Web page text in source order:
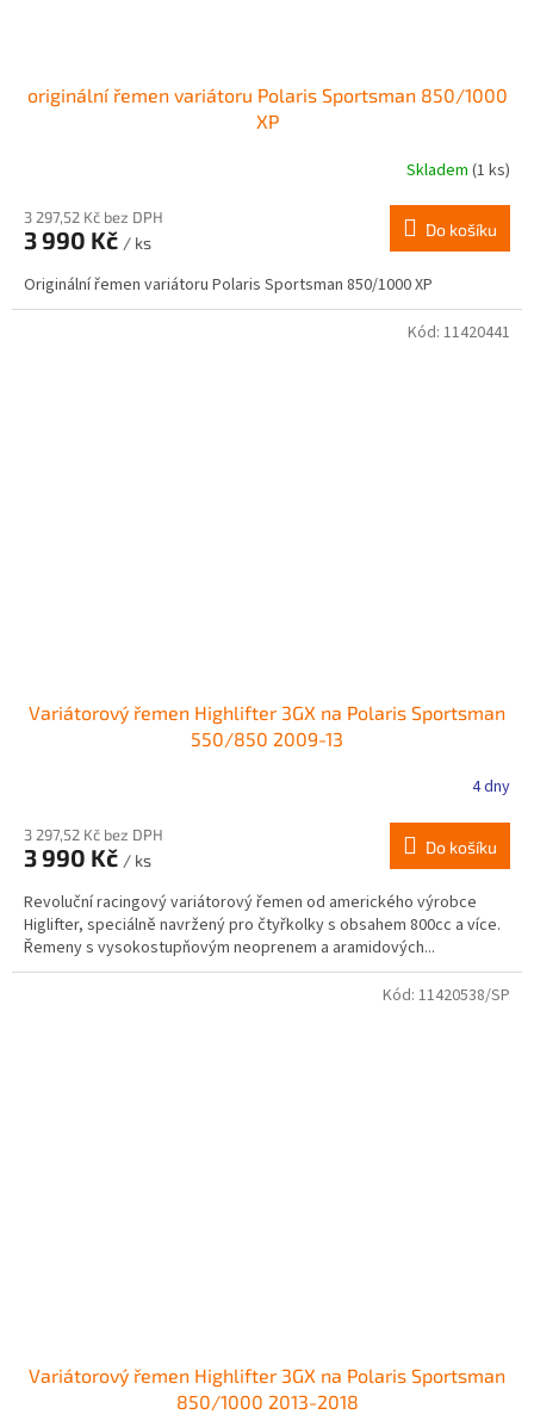
originální řemen variátoru Polaris Sportsman 850/1000
XP
Skladem (1 ks)
3 297,52 Kč bez DPH
3 990 Kč / ks
Do košíku
Originální řemen variátoru Polaris Sportsman 850/1000 XP
Variátorový řemen Highlifter 3GX na Polaris Sportsman
550/850 2009-13
4 dny
3 297,52 Kč bez DPH
3 990 Kč / ks
Do košíku
Revoluční racingový variátorový řemen od amerického výrobce
Higlifter, speciálně navržený pro čtyřkolky s obsahem 800cc a více.
Řemeny s vysokostupňovým neoprenem a aramidových...
Kód: 11420441
Variátorový řemen Highlifter 3GX na Polaris Sportsman
850/1000 2013-2018
Kód: 11420538/SP